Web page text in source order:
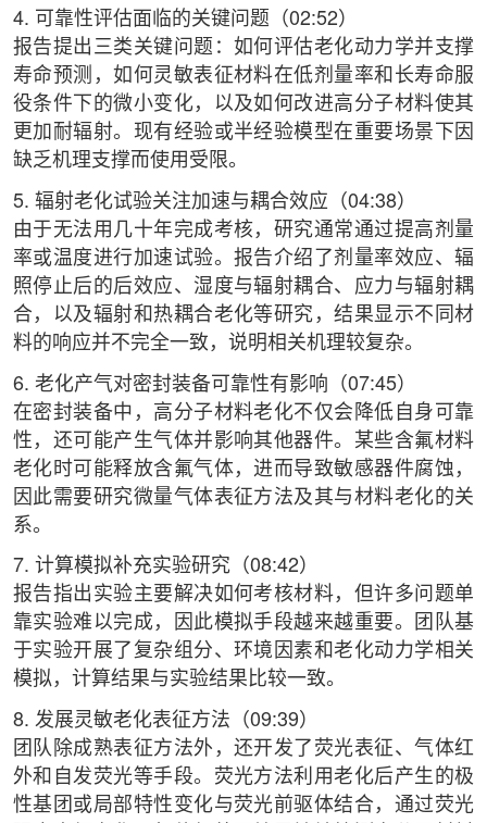
4. 可靠性评估面临的关键问题（02:52）
报告提出三类关键问题：如何评估老化动力学并支撑
寿命预测，如何灵敏表征材料在低剂量率和长寿命服
役条件下的微小变化，以及如何改进高分子材料使其
更加耐辐射。现有经验或半经验模型在重要场景下因
缺乏机理支撑而使用受限。
5. 辐射老化试验关注加速与耦合效应（04:38）
由于无法用几十年完成考核，研究通常通过提高剂量
率或温度进行加速试验。报告介绍了剂量率效应、辐
照停止后的后效应、湿度与辐射耦合、应力与辐射耦
合，以及辐射和热耦合老化等研究，结果显示不同材
料的响应并不完全一致，说明相关机理较复杂。
6. 老化产气对密封装备可靠性有影响（07:45）
在密封装备中，高分子材料老化不仅会降低自身可靠
性，还可能产生气体并影响其他器件。某些含氟材料
老化时可能释放含氟气体，进而导致敏感器件腐蚀，
因此需要研究微量气体表征方法及其与材料老化的关
系。
7. 计算模拟补充实验研究（08:42）
报告指出实验主要解决如何考核材料，但许多问题单
靠实验难以完成，因此模拟手段越来越重要。团队基
于实验开展了复杂组分、环境因素和老化动力学相关
模拟，计算结果与实验结果比较一致。
8. 发展灵敏老化表征方法（09:39）
团队除成熟表征方法外，还开发了荧光表征、气体红
外和自发荧光等手段。荧光方法利用老化后产生的极
性基团或局部特性变化与荧光前驱体结合，通过荧光